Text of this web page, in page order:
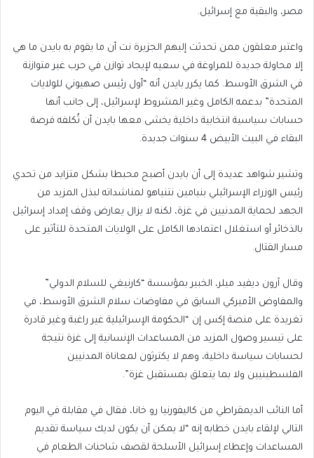
مصر، والبقية مع إسرائيل.
واعتبر معلقون ممن تحدثت إليهم الجزيرة نت أن ما يقوم به بايدن ما هي
إلا محاولة جديدة للمراوغة في سعيه لإيجاد توازن في حرب غير متوازنة
في الشرق الأوسط. كما يكرر بايدن أنه “أول رئيس صهيوني للولايات
المتحدة” بدعمه الكامل وغير المشروط لإسرائيل، إلى جانب أنها
حسابات سياسية انتخابية داخلية يخشى معها بايدن أن تُكلفه فرصة
البقاء في البيت الأبيض 4 سنوات جديدة.
وتشير شواهد عديدة إلى أن بايدن أصبح محبطا بشكل متزايد من تحدي
رئيس الوزراء الإسرائيلي بنيامين نتنياهو لمناشداته لبذل المزيد من
الجهد لحماية المدنيين في غزة، لكنه لا يزال يعارض وقف إمداد إسرائيل
بالذخائر أو استغلال اعتمادها الكامل على الولايات المتحدة للتأثير على
مسار القتال.
وقال آرون ديفيد ميلر، الخبير بمؤسسة “كارنيغي للسلام الدولي”
والمفاوض الأميركي السابق في مفاوضات سلام الشرق الأوسط، في
تغريدة على منصة إكس إن “الحكومة الإسرائيلية غير راغبة وغير قادرة
على تيسير وصول المزيد من المساعدات الإنسانية إلى غزة نتيجة
لحسابات سياسة داخلية، وهم لا يكترثون لمعاناة المدنيين
الفلسطينيين ولا بما يتعلق بمستقبل غزة”.
أما النائب الديمقراطي من كاليفورنيا رو خانا، فقال في مقابلة في اليوم
التالي لإلقاء بايدن خطابه إنه “لا يمكن أن يكون لديك سياسة تقديم
المساعدات وإعطاء إسرائيل الأسلحة لقصف شاحنات الطعام في